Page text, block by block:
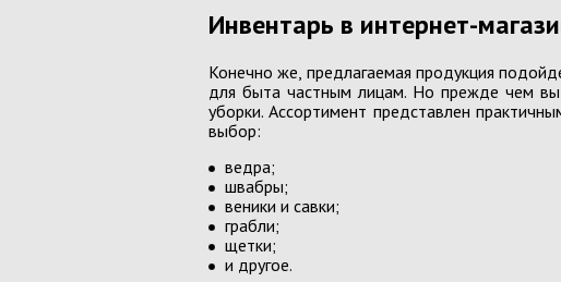
*Новинки
**Розвиваюча продукція ТМ Умняшка
Картины по номерам
Инвентарь в интернет-
Конечно же, предлагаемая продукция
для быта частным лицам. Но прежде чем
уборки. Ассортимент представлен
выбор:
ведра;
швабры;
веники и савки;
грабли;
щетки;
и другое.